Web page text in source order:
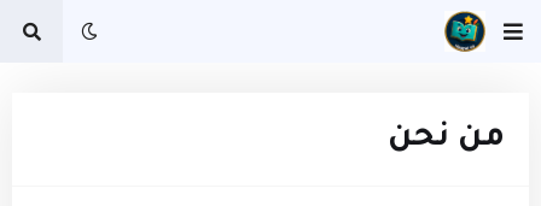
من نحن